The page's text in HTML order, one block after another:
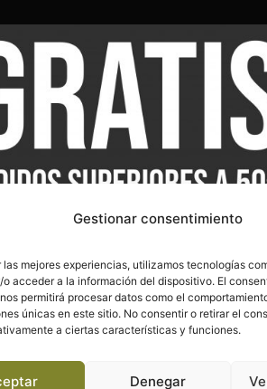
Gestionar consentimiento
las mejores experiencias, utilizamos tecnologías
o acceder a la información del dispositivo. El
permitirá procesar datos como el
únicas en este sitio. No consentir o retirar el
a ciertas características y funciones.
Denegar
Política de privacidad
Política de cookies (UE)
Términos y condiciones